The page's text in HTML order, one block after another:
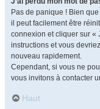
Pas de panique ! Bien
il peut facilement être
connexion et cliquer sur «
instructions et vous
nouveau rapidement.
Cependant, si vous ne
vous invitons à contacter
Haut